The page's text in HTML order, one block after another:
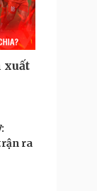
xuất
ra